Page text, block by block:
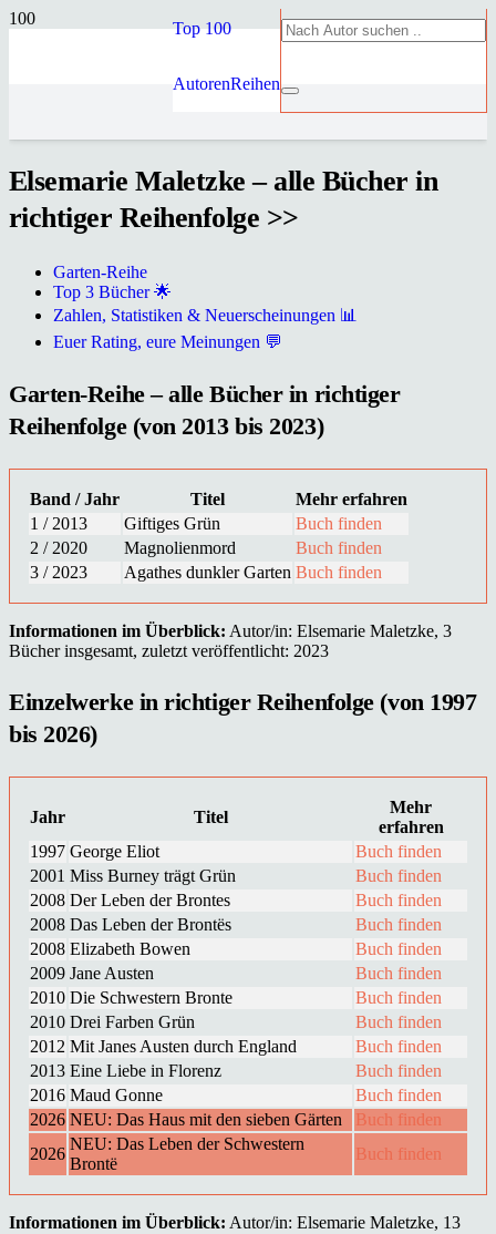
Top 100
AutorenReihen
Elsemarie Maletzke – alle Bücher in
richtiger Reihenfolge >>
Garten-Reihe
Top 3 Bücher 🌟
Zahlen, Statistiken & Neuerscheinungen 📊
Euer Rating, eure Meinungen 💬
Garten-Reihe – alle Bücher in richtiger
Reihenfolge (von 2013 bis 2023)
Band / Jahr Titel
Mehr erfahren
1 / 2013
Giftiges Grün
Buch finden
2 / 2020
Magnolienmord
Buch finden
3 / 2023
Agathes dunkler Garten Buch finden
Informationen im Überblick: Autor/in: Elsemarie Maletzke, 3
Bücher insgesamt, zuletzt veröffentlicht: 2023
Einzelwerke in richtiger Reihenfolge (von 1997
bis 2026)
Jahr Titel
Mehr
erfahren
1997 George Eliot
Buch finden
2001 Miss Burney trägt Grün
Buch finden
2008 Der Leben der Brontes
Buch finden
2008 Das Leben der Brontës
Buch finden
2008 Elizabeth Bowen
Buch finden
2009 Jane Austen
Buch finden
2010 Die Schwestern Bronte
Buch finden
2010 Drei Farben Grün
Buch finden
2012 Mit Janes Austen durch England
Buch finden
2013 Eine Liebe in Florenz
Buch finden
2016 Maud Gonne
Buch finden
2026 NEU: Das Haus mit den sieben Gärten
Buch finden
2026
NEU: Das Leben der Schwestern
Brontë
Buch finden
Informationen im Überblick: Autor/in: Elsemarie Maletzke, 13